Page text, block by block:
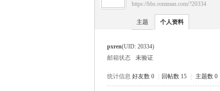
›
https://bbs.romman.com/?20334
主题 个人资料
pxren(UID: 20334)
邮箱状态
未验证
统计信息 好友数 0 回帖数 15 主题数 0